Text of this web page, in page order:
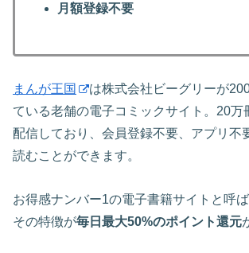
月額登録不要
まんが王国
は株式会社ビーグリーが
ている老舗の電子コミックサイト。20万
配信しており、会員登録不要、アプリ不
読むことができます。
お得感ナンバー1の電子書籍サイトと呼ば
その特徴が毎日最大50%のポイント還元